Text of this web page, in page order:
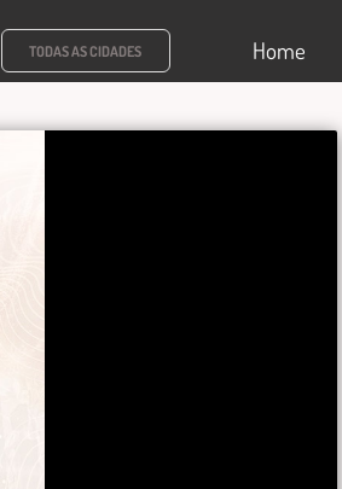
TODAS AS CIDADES Home